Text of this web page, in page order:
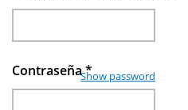
Contraseña*
Show password